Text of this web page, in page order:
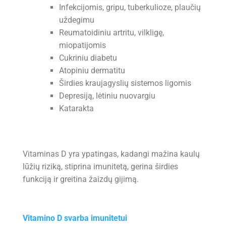
Infekcijomis, gripu, tuberkulioze, plaučių
uždegimu
Reumatoidiniu artritu, vilkligę,
miopatijomis
Cukriniu diabetu
Atopiniu dermatitu
Širdies kraujagyslių sistemos ligomis
Depresiją, lėtiniu nuovargiu
Katarakta
Vitaminas D yra ypatingas, kadangi mažina kaulų
lūžių riziką, stiprina imunitetą, gerina širdies
funkciją ir greitina žaizdų gijimą.
Vitamino D svarba imunitetui